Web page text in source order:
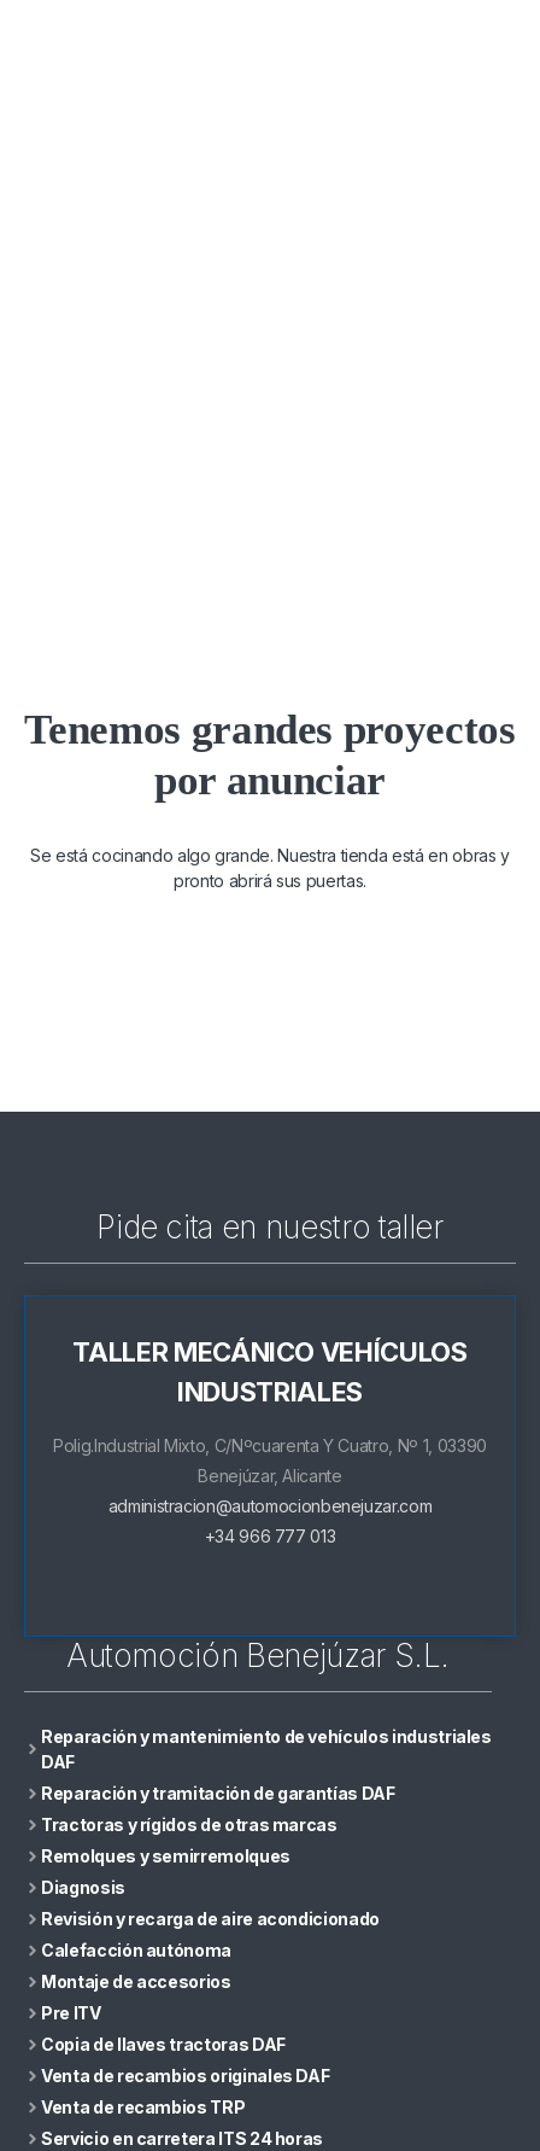
Tenemos grandes proyectos
por anunciar
Se está cocinando algo grande. Nuestra tienda está en obras y
pronto abrirá sus puertas.
Automoción Benejúzar S.L.
Reparación y mantenimiento de vehículos industriales
DAF
Reparación y tramitación de garantías DAF
Tractoras y rígidos de otras marcas
Remolques y semirremolques
Diagnosis
Revisión y recarga de aire acondicionado
Calefacción autónoma
Montaje de accesorios
Pre ITV
Copia de llaves tractoras DAF
Venta de recambios originales DAF
Venta de recambios TRP
Servicio en carretera ITS 24 horas
Pide cita en nuestro taller
TALLER MECÁNICO VEHÍCULOS
INDUSTRIALES
Polig.Industrial Mixto, C/Nºcuarenta Y Cuatro, Nº 1, 03390
Benejúzar, Alicante
administracion@automocionbenejuzar.com
+34 966 777 013